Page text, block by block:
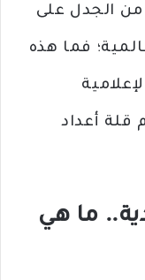
من الجدل على
فما هذه
قلة أعداد
ما هي